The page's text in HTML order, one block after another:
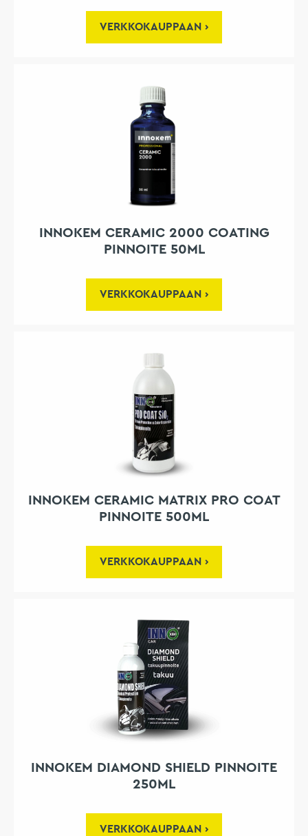
VERKKOKAUPPAAN
INNOKEM CERAMIC 2000 COATING
PINNOITE 50ML
VERKKOKAUPPAAN
INNOKEM CERAMIC MATRIX PRO COAT
PINNOITE 500ML
VERKKOKAUPPAAN
INNOKEM DIAMOND SHIELD PINNOITE
250ML
VERKKOKAUPPAAN